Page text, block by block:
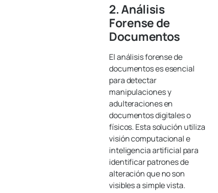
2. Análisis
Forense de
Documentos
El análisis forense de
documentos es esencial
para detectar
manipulaciones y
adulteraciones en
documentos digitales o
físicos. Esta solución utiliza
visión computacional e
inteligencia artificial para
identificar patrones de
alteración que no son
visibles a simple vista.